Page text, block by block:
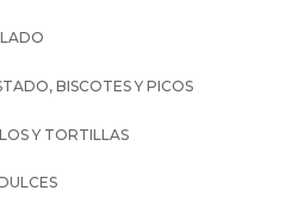
BISCOTES Y PICOS
Y TORTILLAS